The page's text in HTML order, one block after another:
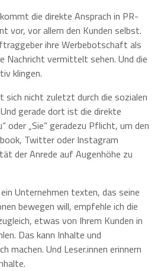
die direkte Ansprach in PR-
vor, vor allem den Kunden selbst.
ihre Werbebotschaft als
Nachricht vermittelt sehen. Und die
klingen.
sich nicht zuletzt durch die sozialen
gerade dort ist die direkte
oder „Sie“ geradezu Pflicht, um den
Twitter oder Instagram
der Anrede auf Augenhöhe zu
Unternehmen texten, das seine
bewegen will, empfehle ich die
etwas von Ihrem Kunden in
Das kann Inhalte und
machen. Und Leser.innen erinnern